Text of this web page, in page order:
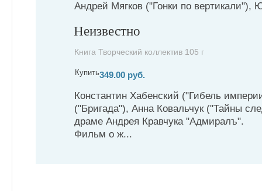
Андрей Мягков ("Гонки по вертикали"),
Неизвестно
Книга Творческий коллектив 105 г
Купить349.00 руб.
Константин Хабенский ("Гибель
("Бригада"), Анна Ковальчук ("Тайны
драме Андрея Кравчука "Адмиралъ".
Фильм о ж...